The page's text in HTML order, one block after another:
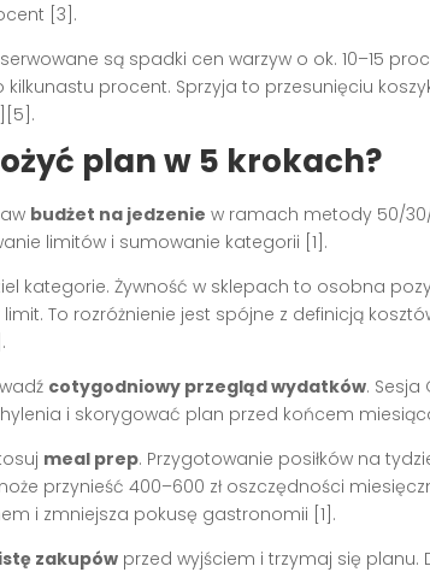
[3].
są spadki cen warzyw o ok. 10–15
kilkunastu procent. Sprzyja to przesunięciu
plan w 5 krokach?
budżet na jedzenie w ramach metody 50/
limitów i sumowanie kategorii [1].
kategorie. Żywność w sklepach to osobna
To rozróżnienie jest spójne z definicją
cotygodniowy przegląd wydatków. Sesja
i skorygować plan przed końcem
meal prep. Przygotowanie posiłków na
przynieść 400–600 zł oszczędności
i zmniejsza pokusę gastronomii [1].
zakupów przed wyjściem i trzymaj się